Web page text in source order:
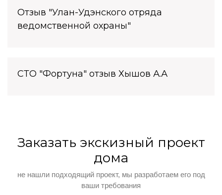
Отзыв "Улан-Удэнского отряда
ведомственной охраны"
СТО "Фортуна" отзыв Хышов А.А
Заказать экскизный проект
дома
не нашли подходящий проект, мы разработаем его под
ваши требования